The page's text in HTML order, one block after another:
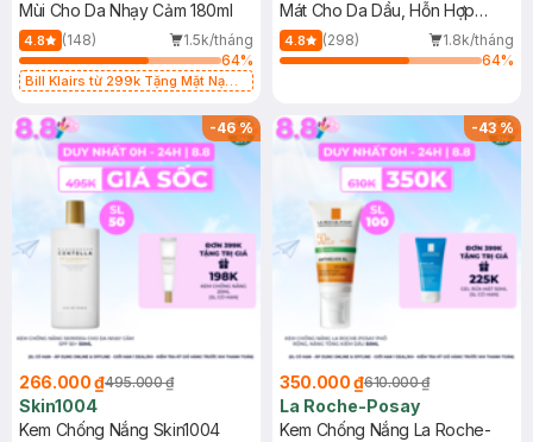
Mùi Cho Da Nhạy Cảm 180ml
4.8 (148)
1.5k/tháng
64%
Bill Klairs từ 299k Tặng Mặt Nạ
25ml (SL Có Hạn)
Mát Cho Da Dầu, Hỗn Hợp
400ml
4.8 (298)
1.8k/tháng
64%
-46%
266.000 ₫495.000 ₫
Skin1004
Kem Chống Nắng Skin1004
-43%
350.000 ₫610.000 ₫
La Roche-Posay
Kem Chống Nắng La Roche-